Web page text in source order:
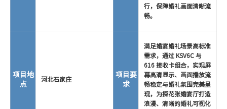
行，保障婚礼画面清晰流
畅。
项目地
点
河北石家庄
项目要
求
满足婚宴婚礼场景高标准
需求，通过 KSV6C 与
616 接收卡组合，实现屏
幕高清显示、画面播放流
畅稳定与婚礼氛围完美呈
现，为探花张婚宴厅打造
浪漫、清晰的婚礼可视化